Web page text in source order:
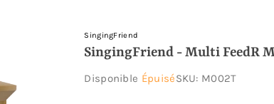
SingingFriend
SingingFriend - Multi FeedR
Disponible ÉpuiséSKU: M002T